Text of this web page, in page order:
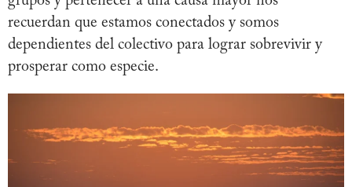
recuerdan que estamos conectados y somos
dependientes del colectivo para lograr sobrevivir y
prosperar como especie.